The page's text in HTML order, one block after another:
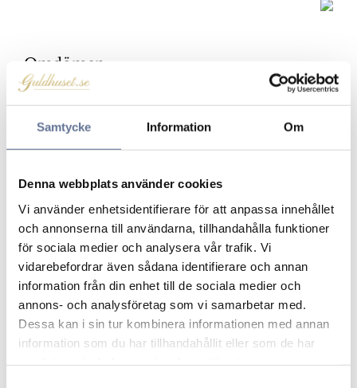
Samtycke Information Om
Denna webbplats använder cookies
Vi använder enhetsidentifierare för att anpassa innehållet
och annonserna till användarna, tillhandahålla funktioner
för sociala medier och analysera vår trafik. Vi
vidarebefordrar även sådana identifierare och annan
information från din enhet till de sociala medier och
annons- och analysföretag som vi samarbetar med.
Dessa kan i sin tur kombinera informationen med annan
information som du har tillhandahållit eller som de har
Omdömen
Produkter från samma kategori